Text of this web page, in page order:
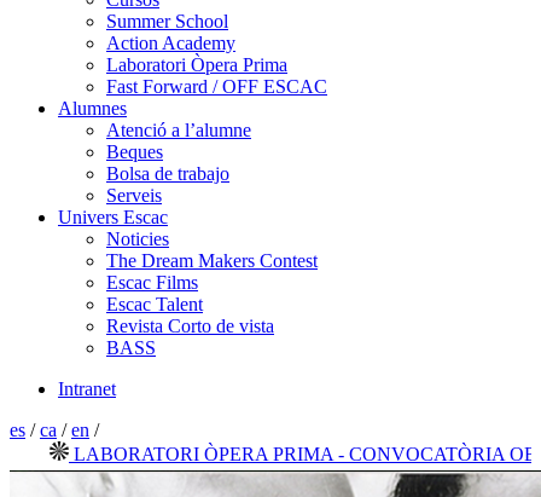
Summer School
Action Academy
Laboratori Òpera Prima
Fast Forward / OFF ESCAC
Alumnes
Atenció a l’alumne
Beques
Bolsa de trabajo
Serveis
Univers Escac
Noticies
The Dream Makers Contest
Escac Films
Escac Talent
Revista Corto de vista
BASS
Intranet
es /ca /en /
LABORATORI ÒPERA PRIMA - CONVOCATÒRIA